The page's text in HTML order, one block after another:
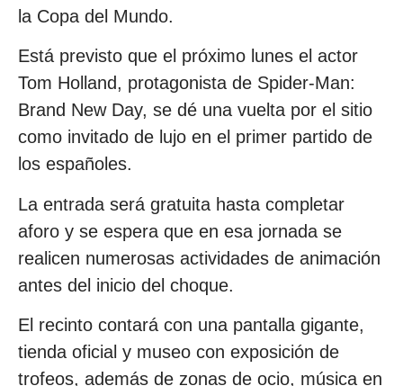
la Copa del Mundo.
Está previsto que el próximo lunes el actor
Tom Holland, protagonista de Spider-Man:
Brand New Day, se dé una vuelta por el sitio
como invitado de lujo en el primer partido de
los españoles.
La entrada será gratuita hasta completar
aforo y se espera que en esa jornada se
realicen numerosas actividades de animación
antes del inicio del choque.
El recinto contará con una pantalla gigante,
tienda oficial y museo con exposición de
trofeos, además de zonas de ocio, música en